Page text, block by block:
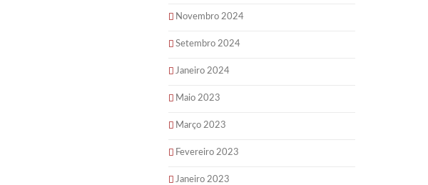
Novembro 2024
Setembro 2024
Janeiro 2024
Maio 2023
Março 2023
Fevereiro 2023
Janeiro 2023